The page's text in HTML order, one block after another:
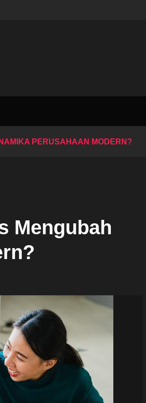
PERUSAHAAN MODERN?
Mengubah